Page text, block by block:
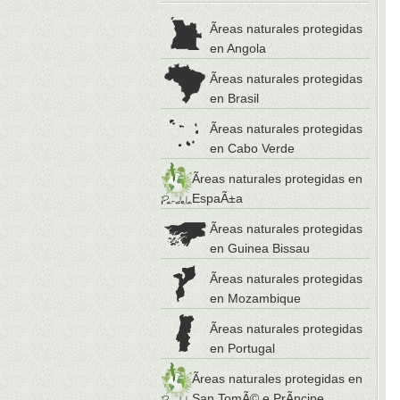
Ãreas naturales protegidas
en Angola
Ãreas naturales protegidas
en Brasil
Ãreas naturales protegidas
en Cabo Verde
Ãreas naturales protegidas en
EspaÃ±a
Ãreas naturales protegidas
en Guinea Bissau
Ãreas naturales protegidas
en Mozambique
Ãreas naturales protegidas
en Portugal
Ãreas naturales protegidas en